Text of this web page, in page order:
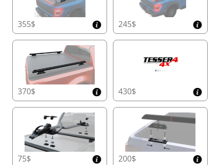
355$ 245$
370$ 430$
75$ 200$